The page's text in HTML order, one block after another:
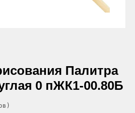
Палитра
0 пЖК1-00.80Б